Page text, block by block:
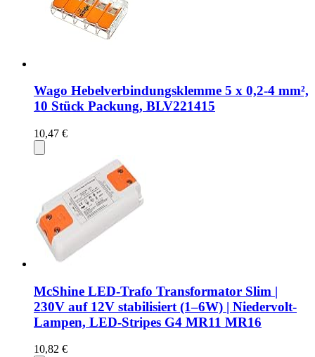
Wago Hebelverbindungsklemme 5 x 0,2-4 mm²,
10 Stück Packung, BLV221415
10,47 €
McShine LED-Trafo Transformator Slim |
230V auf 12V stabilisiert (1–6W) | Niedervolt-
Lampen, LED-Stripes G4 MR11 MR16
10,82 €